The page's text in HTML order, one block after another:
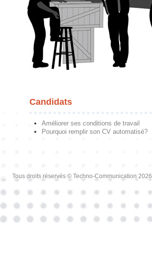
Candidats
Améliorer ses conditions de travail
Pourquoi remplir son CV automatisé?
Tous droits réservés © Techno-Communication 2026